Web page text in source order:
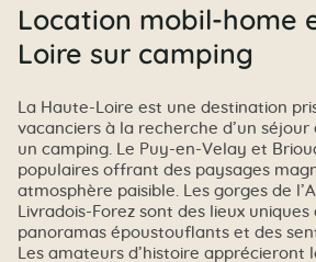
Location mobil-home
Loire sur camping
La Haute-Loire est une destination
vacanciers à la recherche d’un
un camping. Le Puy-en-Velay et
populaires offrant des paysages
atmosphère paisible. Les gorges de
Livradois-Forez sont des lieux
panoramas époustouflants et des
Les amateurs d’histoire apprécieront